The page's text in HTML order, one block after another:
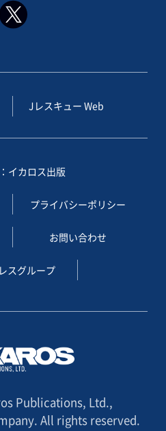
Jレスキュー Web
イカロス出版
プライバシーポリシー
お問い合わせ
スグループ
Publications, Ltd.,
All rights reserved.